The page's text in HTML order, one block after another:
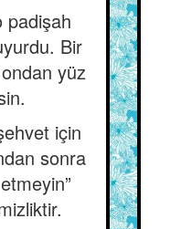
padişah
Bir
yüz
için
sonra